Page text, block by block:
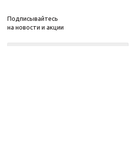
Подписывайтесь
на новости и акции